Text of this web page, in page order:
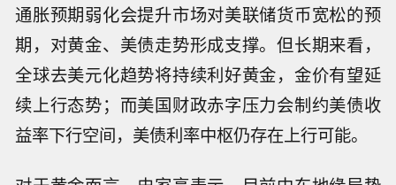
通胀预期弱化会提升市场对美联储货币宽松的预
期，对黄金、美债走势形成支撑。但长期来看，
全球去美元化趋势将持续利好黄金，金价有望延
续上行态势；而美国财政赤字压力会制约美债收
益率下行空间，美债利率中枢仍存在上行可能。